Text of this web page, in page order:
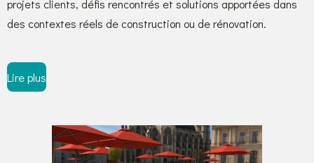
projets clients, défis rencontrés et solutions apportées dans
des contextes réels de construction ou de rénovation.
Lire plus